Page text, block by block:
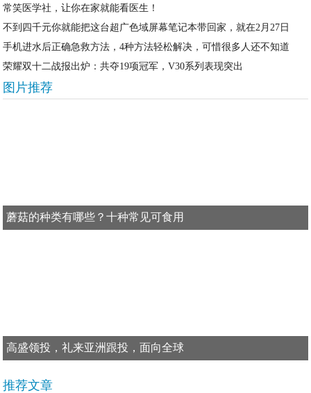
常笑医学社，让你在家就能看医生！
不到四千元你就能把这台超广色域屏幕笔记本带回家，就在2月27日
手机进水后正确急救方法，4种方法轻松解决，可惜很多人还不知道
荣耀双十二战报出炉：共夺19项冠军，V30系列表现突出
图片推荐
蘑菇的种类有哪些？十种常见可食用
高盛领投，礼来亚洲跟投，面向全球
推荐文章